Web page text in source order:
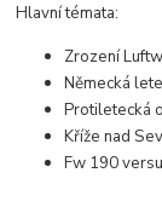
Hlavní témata:
Zrození
Německá
Protiletecká
Kříže nad
Fw 190